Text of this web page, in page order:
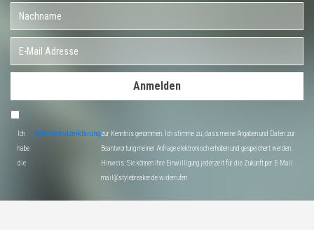
Anmelden
Ich
habe
die
Datenschutzerklärungzur Kenntnis genommen. Ich stimme zu, dass meine Angaben und Daten zur
Beantwortung meiner Anfrage elektronisch erhoben und gespeichert werden.
Hinweis: Sie können Ihre Einwilligung jederzeit für die Zukunft per E-Mail
mail@stylebreaker.de widerrufen